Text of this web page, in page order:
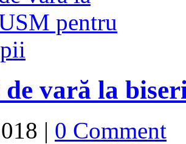
vară la
| 0 Comment